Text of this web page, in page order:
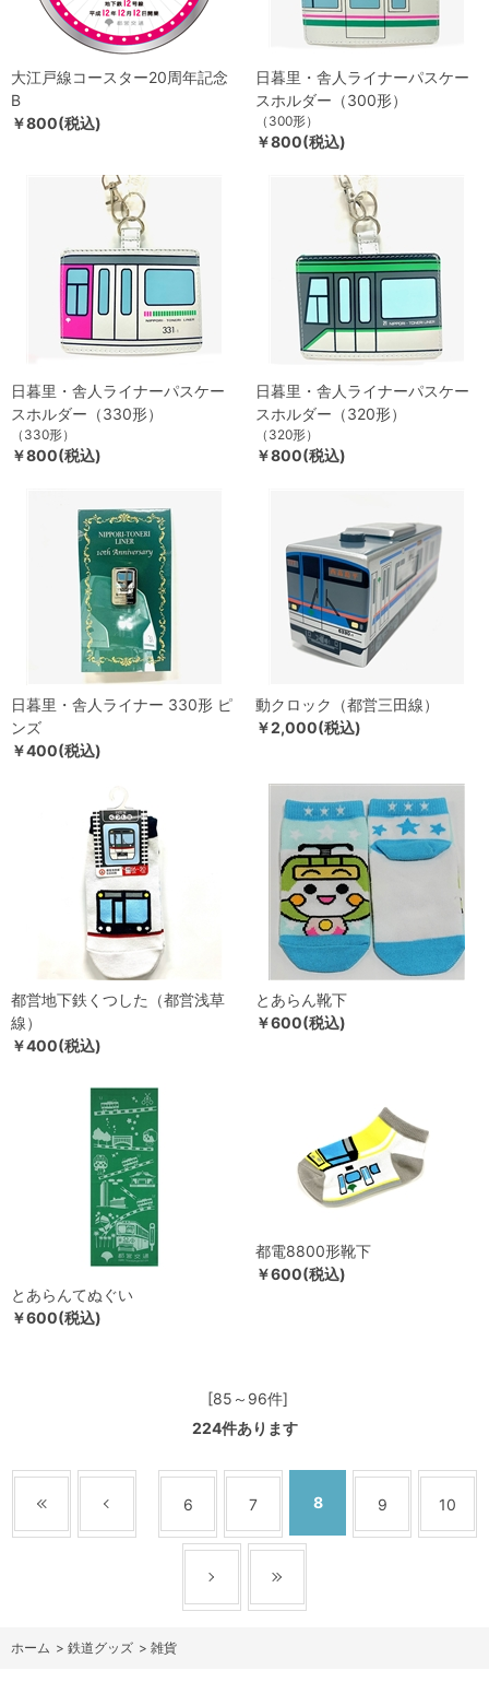
大江戸線コースター20周年記念
B
￥800(税込)
日暮里・舎人ライナーパスケー
スホルダー（300形）
（300形）
￥800(税込)
日暮里・舎人ライナーパスケー
スホルダー（330形）
（330形）
￥800(税込)
日暮里・舎人ライナーパスケー
スホルダー（320形）
（320形）
￥800(税込)
日暮里・舎人ライナー 330形 ピ
ンズ
￥400(税込)
動クロック（都営三田線）
￥2,000(税込)
都営地下鉄くつした（都営浅草
線）
￥400(税込)
とあらん靴下
￥600(税込)
とあらんてぬぐい
￥600(税込)
都電8800形靴下
￥600(税込)
[85～96件]
224件あります
6 7 8 9 10
ホーム > 鉄道グッズ > 雑貨